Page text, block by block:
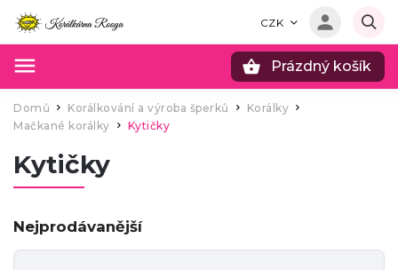
CZK
Prázdný košík
Domů / Korálkování a výroba šperků Korálky /
Mačkané korálky
Kytičky
Kytičky
Nejprodávanější